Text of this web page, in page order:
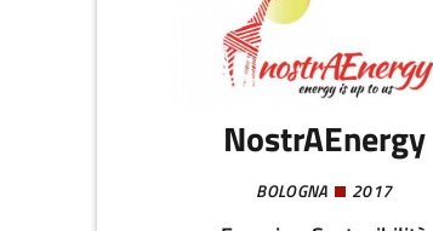
NostrAEnergy
BOLOGNA 2017